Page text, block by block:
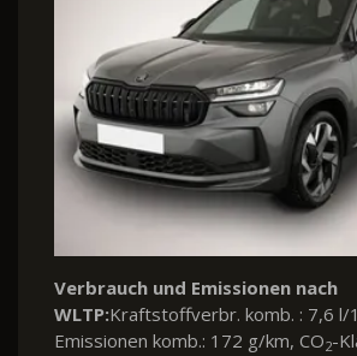
Verbrauch und Emissionen nach
WLTP:Kraftstoffverbr. komb. : 7,6 l/
Emissionen komb.: 172 g/km, CO2-